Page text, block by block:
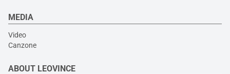
MEDIA
Video
Canzone
ABOUT LEOVINCE